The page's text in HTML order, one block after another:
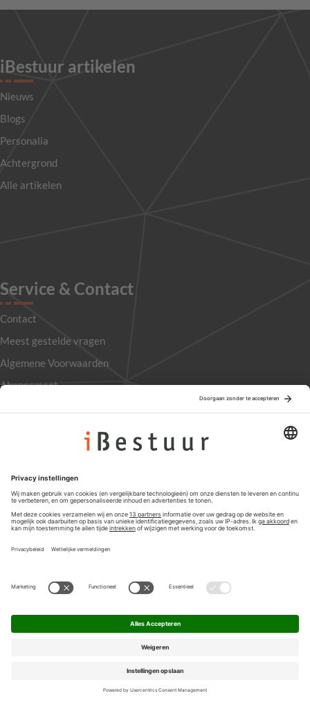
iBestuur artikelen
Nieuws
Blogs
Personalia
Achtergrond
Alle artikelen
Service & Contact
Contact
Meest gestelde vragen
Algemene Voorwaarden
Abonnement
Privacyinstellingen